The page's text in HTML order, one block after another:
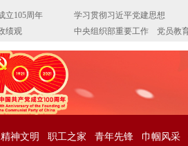
精神文明 职工之家 青年先锋 巾帼风采